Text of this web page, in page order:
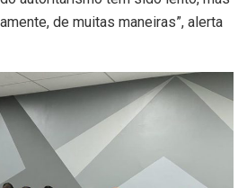
de muitas maneiras”, alerta